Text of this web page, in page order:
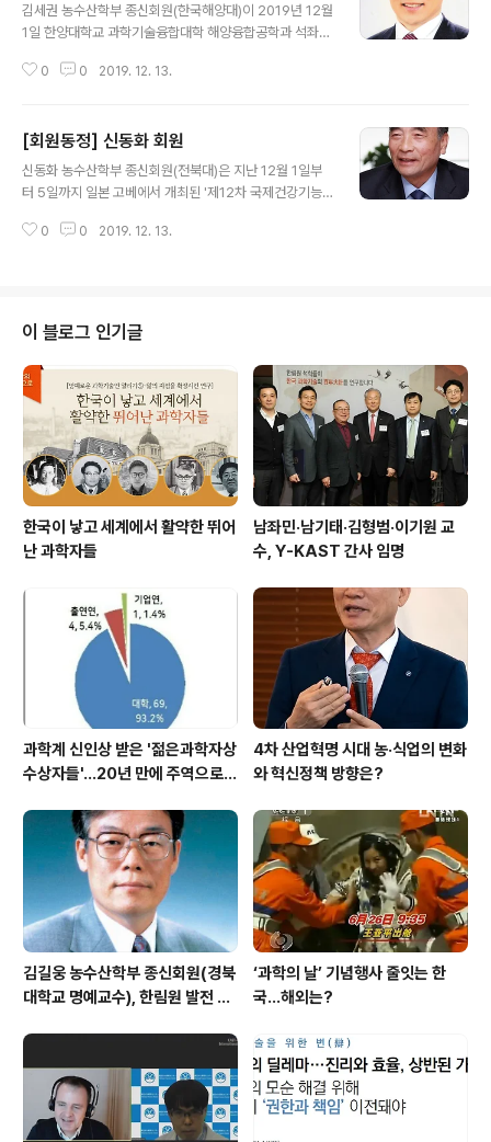
김세권 농수산학부 종신회원(한국해양대)이 2019년 12월
1일 한양대학교 과학기술융합대학 해양융합공학과 석좌교
0 0 2019. 12. 13.
[회원동정] 신동화 회원
신동화 농수산학부 종신회원(전북대)은 지난 12월 1일부
터 5일까지 일본 고베에서 개최된 '제12차 국제건강기능
행사에는 관련 분야 전문가 등 1500여명이 참여했으며,
enomics'을 주제로 발표했다.
0 0 2019. 12. 13.
이 블로그 인기글
한국이 낳고 세계에서 활약한 뛰어
난 과학자들
남좌민·남기태·김형범·이기원 교
수, Y-KAST 간사 임명
과학계 신인상 받은 '젊은과학자상
수상자들'…20년 만에 주역으로
4차 산업혁명 시대 농·식업의 변화
와 혁신정책 방향은?
김길웅 농수산학부 종신회원(경북
대학교 명예교수), 한림원 발전 위
‘과학의 날’ 기념행사 줄잇는 한
국…해외는?